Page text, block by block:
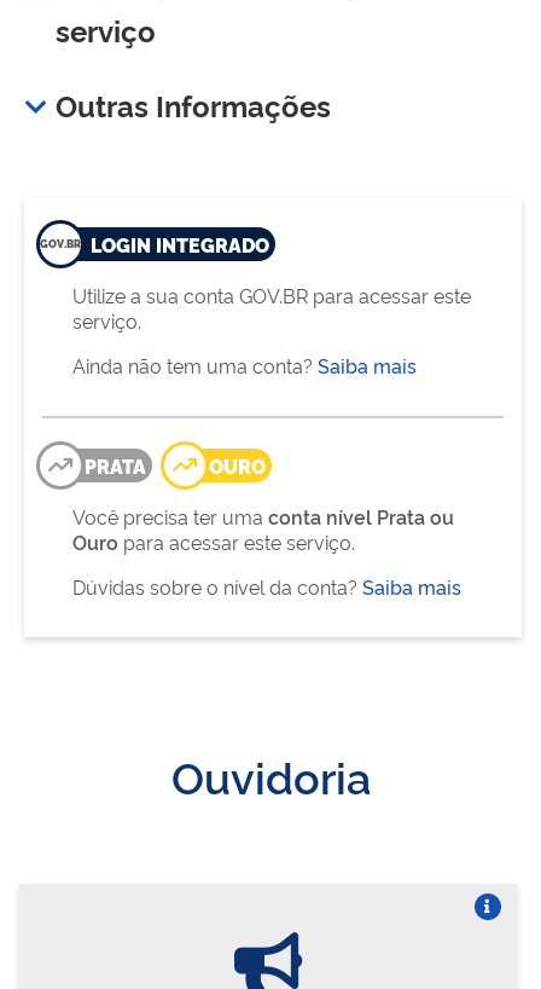
serviço
Outras Informações
LOGIN INTEGRADO
Utilize a sua conta GOV.BR para acessar este
serviço.
Ainda não tem uma conta? Saiba mais
PRATA
OURO
Você precisa ter uma conta nível Prata ou
Ouro para acessar este serviço.
Dúvidas sobre o nível da conta? Saiba mais
Ouvidoria